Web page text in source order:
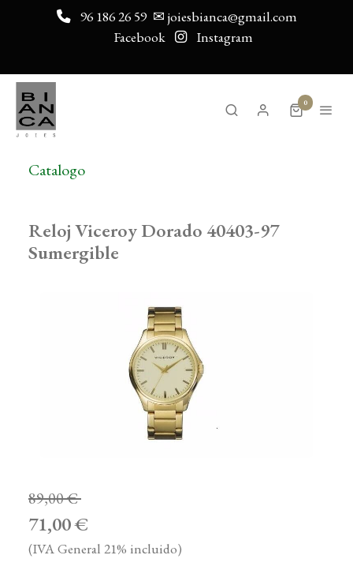
96 186 26 59 ✉ joiesbianca@gmail.com
Facebook
Instagram
0
Catalogo
Reloj Viceroy Dorado 40403-97
Sumergible
89,00 €
71,00 €
(IVA General 21% incluido)